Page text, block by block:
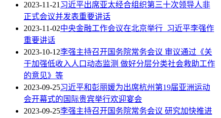
2023-11-21习近平出席亚太经合组织第三十次领导人非
正式会议并发表重要讲话
2023-11-02中央金融工作会议在北京举行 习近平李强作
重要讲话
2023-10-12李强主持召开国务院常务会议 审议通过《关
于加强低收入人口动态监测 做好分层分类社会救助工作
的意见》等
2023-09-25习近平和彭丽媛为出席杭州第19届亚洲运动
会开幕式的国际贵宾举行欢迎宴会
2023-09-25李强主持召开国务院常务会议 研究加快推进